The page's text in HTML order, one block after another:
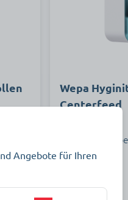
Wepa
Centerfeed
Centerfeed-
ab 38,09 €
Angebote für Ihren